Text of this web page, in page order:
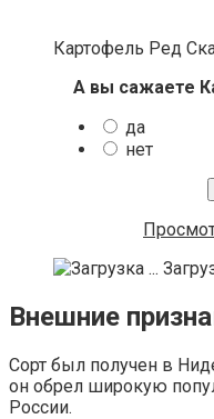
Картофель Ред
А вы сажаете
да
нет
Внешние
Сорт был получен в
он обрел широкую
России.